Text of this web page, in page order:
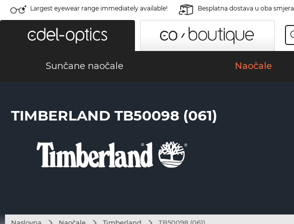
Largest eyewear range immediately available! Besplatna dostava u oba smjera
Sunčane naočale Naočale
TIMBERLAND TB50098 (061)